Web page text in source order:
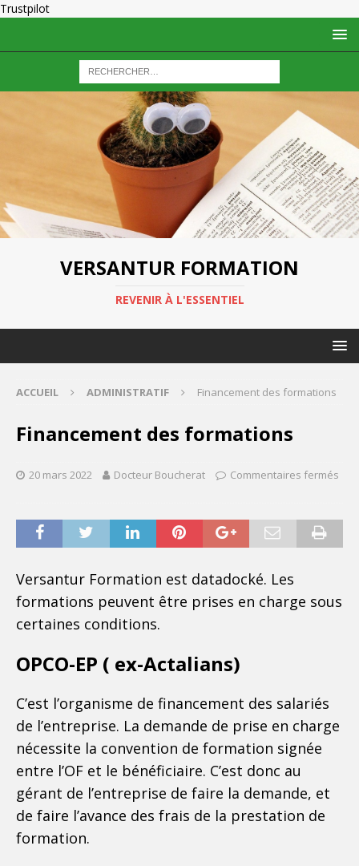
Trustpilot
VERSANTUR FORMATION
REVENIR À L'ESSENTIEL
ACCUEIL ADMINISTRATIF Financement des formations
Financement des formations
20 mars 2022 Docteur Boucherat Commentaires fermés
Versantur Formation est datadocké. Les
formations peuvent être prises en charge sous
certaines conditions.
OPCO-EP ( ex-Actalians)
C’est l’organisme de financement des salariés
de l’entreprise. La demande de prise en charge
nécessite la convention de formation signée
entre l’OF et le bénéficiaire. C’est donc au
gérant de l’entreprise de faire la demande, et
de faire l’avance des frais de la prestation de
formation.